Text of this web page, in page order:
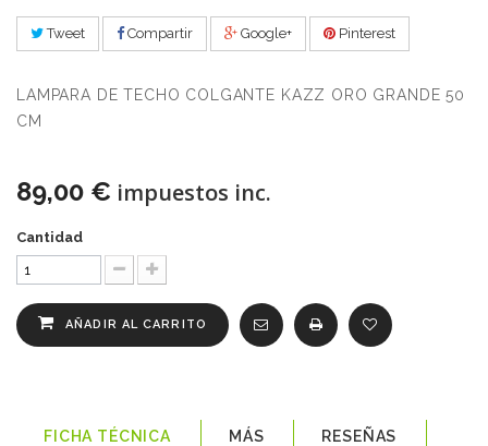
Tweet Compartir Google+ Pinterest
LAMPARA DE TECHO COLGANTE KAZZ ORO GRANDE 50
CM
89,00 € impuestos inc.
Cantidad
AÑADIR AL CARRITO
FICHA TÉCNICA MÁS RESEÑAS